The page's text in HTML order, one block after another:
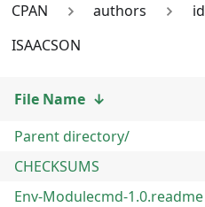
CPAN authors id
ISAACSON
File Name ↓
Parent directory/
CHECKSUMS
Env-Modulecmd-1.0.readme